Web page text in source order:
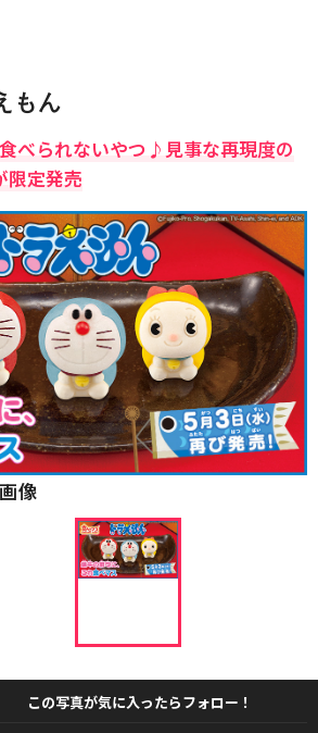
もん
べられないやつ♪見事な再現度の
限定発売
像
この写真が気に入ったらフォロー！